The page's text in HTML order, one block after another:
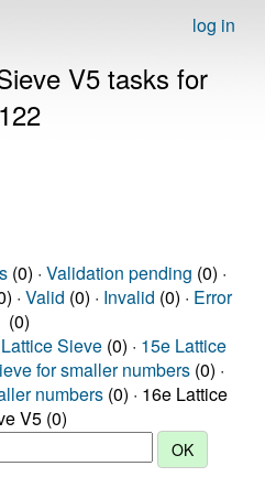
log in
V5 tasks for
(0) · Validation pending (0) ·
· Valid (0) · Invalid (0) · Error
(0)
Sieve (0) · 15e Lattice
for smaller numbers (0) ·
numbers (0) · 16e Lattice
V5 (0)